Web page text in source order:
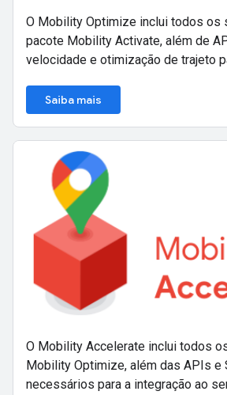
O Mobility Optimize inclui todos os
pacote Mobility Activate, além de
velocidade e otimização de trajeto
Saiba mais
O Mobility Accelerate inclui todos
Mobility Optimize, além das APIs e
necessários para a integração ao